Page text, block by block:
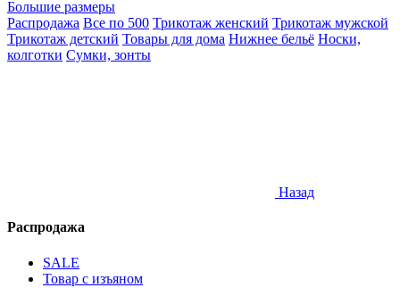
Большие размеры
Распродажа Все по 500 Трикотаж женский Трикотаж мужской
Трикотаж детский Товары для дома Нижнее бельё Носки,
колготки Сумки, зонты
Назад
Распродажа
SALE
Товар с изъяном